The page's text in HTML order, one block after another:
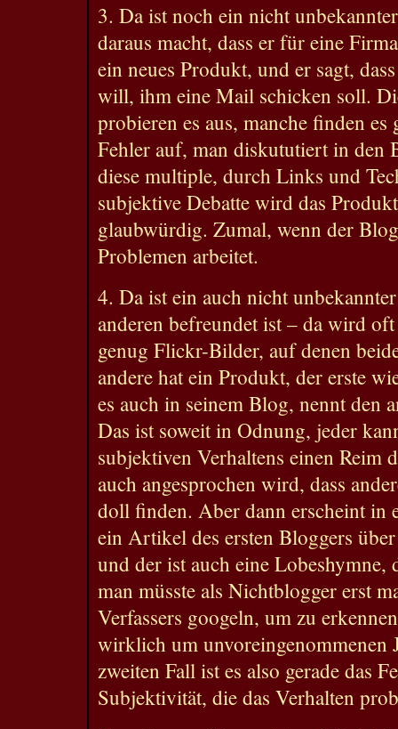
3. Da ist noch ein nicht
daraus macht, dass er für eine
ein neues Produkt, und er sagt,
will, ihm eine Mail schicken soll.
probieren es aus, manche finden es
Fehler auf, man diskututiert in den
diese multiple, durch Links und
subjektive Debatte wird das
glaubwürdig. Zumal, wenn der
Problemen arbeitet.
4. Da ist ein auch nicht
anderen befreundet ist – da wird
genug Flickr-Bilder, auf denen
andere hat ein Produkt, der erste
es auch in seinem Blog, nennt den
Das ist soweit in Odnung, jeder
subjektiven Verhaltens einen Reim
auch angesprochen wird, dass
doll finden. Aber dann erscheint in
ein Artikel des ersten Bloggers
und der ist auch eine
man müsste als Nichtblogger erst
Verfassers googeln, um zu
wirklich um unvoreingenommenen
zweiten Fall ist es also gerade das
Subjektivität, die das Verhalten